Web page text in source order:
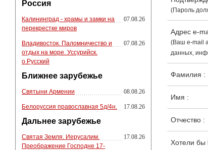
Россия
Калининград - храмы и замки на
перекрестке миров
07.08.26
Владивосток. Паломничество и
отдых на море. Уссурийск.
о.Русский
07.08.26
Ближнее зарубежье
Святыни Армении 08.08.26
Белоруссия православная 5д/4н. 17.08.26
Дальнее зарубежье
Святая Земля. Иерусалим.
Преображение Господне 17-
17.08.26
(Пароль
Адрес e-
(Ваш e-mail
данных,
Фамилия :
Имя :
Отчество :
Хотели бы